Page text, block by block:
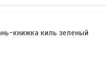
книжка киль зеленый